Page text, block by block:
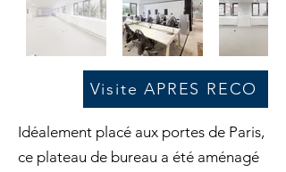
Visite APRES RECO
Idéalement placé aux portes de Paris,
ce plateau de bureau a été aménagé